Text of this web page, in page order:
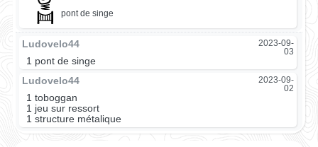
pont de singe
Ludovelo44
2023-09-
03
1 pont de singe
Ludovelo44
2023-09-
02
1 toboggan
1 jeu sur ressort
1 structure métalique